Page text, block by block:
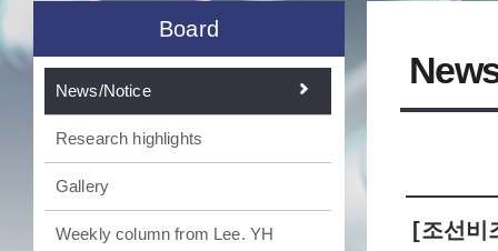
Board
News/Notice
Research highlights
Gallery
Weekly column from Lee. YH [조선비